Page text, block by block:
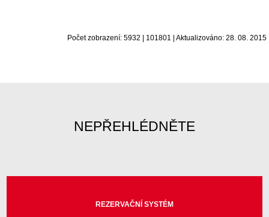
Počet zobrazení: 5932 | 101801 | Aktualizováno: 28. 08. 2015
NEPŘEHLÉDNĚTE
REZERVAČNÍ SYSTÉM